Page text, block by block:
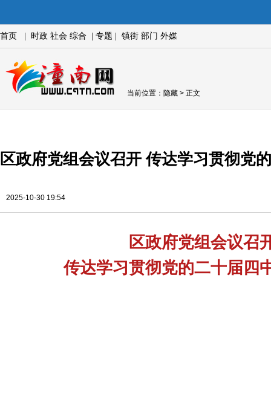
首页 时政 社会 综合 专题 镇街 部门 外媒
当前位置： 隐藏 > 正文
区政府党组会议召开 传达学习贯彻党
2025-10-30 19:54
区政府党组会议召
传达学习贯彻党的二十届四